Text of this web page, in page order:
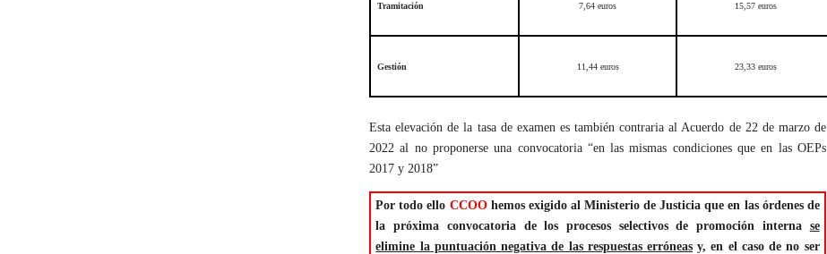
Tramitación 7,64 euros 15,57 euros
Gestión 11,44 euros 23,33 euros
Esta elevación de la tasa de examen es también contraria al Acuerdo de 22 de marzo de
2022 al no proponerse una convocatoria “en las mismas condiciones que en las OEPs
2017 y 2018”
Por todo ello CCOOhemos exigido al Ministerio de Justicia que en las órdenes de
la próxima convocatoria de los procesos selectivos de promoción interna se
elimine la puntuación negativa de las respuestas erróneas y, en el caso de no ser